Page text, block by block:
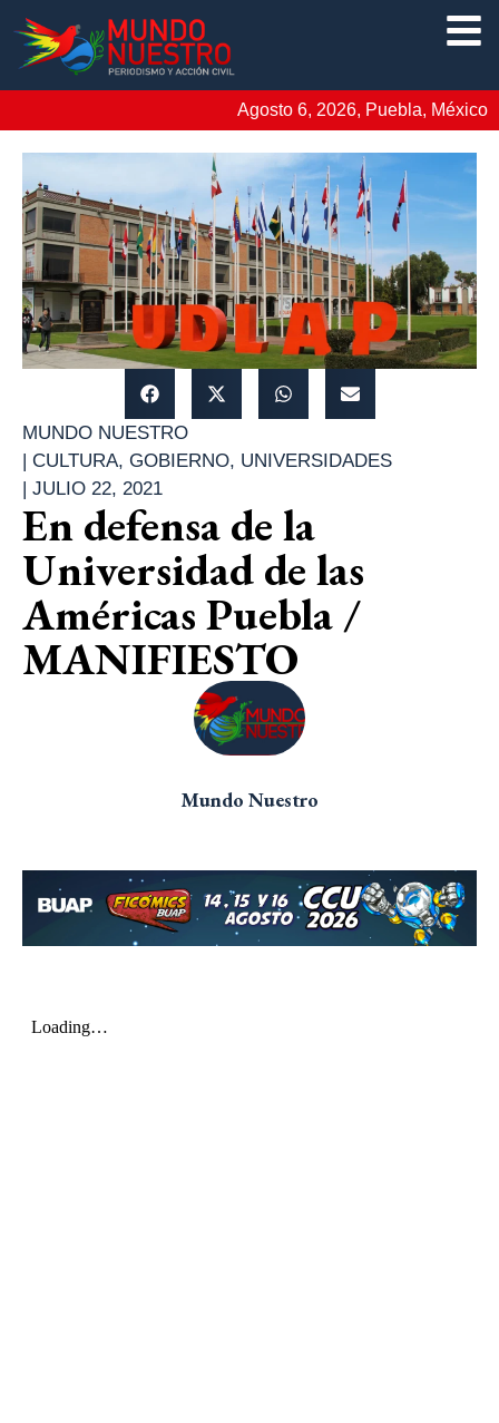
Agosto 6, 2026, Puebla, México
MUNDO NUESTRO
| CULTURA, GOBIERNO, UNIVERSIDADES
| JULIO 22, 2021
En defensa de la
Universidad de las
Américas Puebla /
MANIFIESTO
Mundo Nuestro